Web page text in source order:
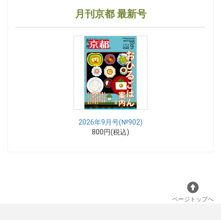
月刊京都 最新号
2026年9月号(№902)
800円(税込)
ページトップへ